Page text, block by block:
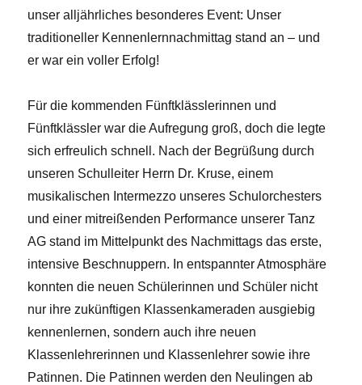
unser alljährliches besonderes Event: Unser
traditioneller Kennenlernnachmittag stand an – und
er war ein voller Erfolg!
Für die kommenden Fünftklässlerinnen und
Fünftklässler war die Aufregung groß, doch die legte
sich erfreulich schnell. Nach der Begrüßung durch
unseren Schulleiter Herrn Dr. Kruse, einem
musikalischen Intermezzo unseres Schulorchesters
und einer mitreißenden Performance unserer Tanz
AG stand im Mittelpunkt des Nachmittags das erste,
intensive Beschnuppern. In entspannter Atmosphäre
konnten die neuen Schülerinnen und Schüler nicht
nur ihre zukünftigen Klassenkameraden ausgiebig
kennenlernen, sondern auch ihre neuen
Klassenlehrerinnen und Klassenlehrer sowie ihre
Patinnen. Die Patinnen werden den Neulingen ab